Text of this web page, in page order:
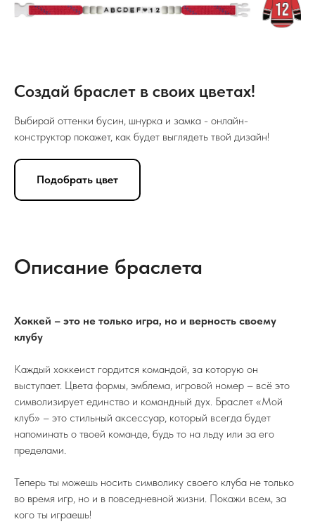
Создай браслет в своих цветах!
Выбирай оттенки бусин, шнурка и замка - онлайн-
конструктор покажет, как будет выглядеть твой дизайн!
Подобрать цвет
Описание браслета
Хоккей – это не только игра, но и верность своему
клубу
Каждый хоккеист гордится командой, за которую он
выступает. Цвета формы, эмблема, игровой номер – всё это
символизирует единство и командный дух. Браслет «Мой
клуб» – это стильный аксессуар, который всегда будет
напоминать о твоей команде, будь то на льду или за его
пределами.
Теперь ты можешь носить символику своего клуба не только
во время игр, но и в повседневной жизни. Покажи всем, за
кого ты играешь!